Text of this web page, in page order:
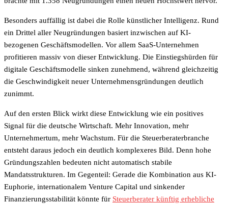
Besonders auffällig ist dabei die Rolle künstlicher Intelligenz. Rund
ein Drittel aller Neugründungen basiert inzwischen auf KI-
bezogenen Geschäftsmodellen. Vor allem SaaS-Unternehmen
profitieren massiv von dieser Entwicklung. Die Einstiegshürden für
digitale Geschäftsmodelle sinken zunehmend, während gleichzeitig
die Geschwindigkeit neuer Unternehmensgründungen deutlich
zunimmt.
Auf den ersten Blick wirkt diese Entwicklung wie ein positives
Signal für die deutsche Wirtschaft. Mehr Innovation, mehr
Unternehmertum, mehr Wachstum. Für die Steuerberaterbranche
entsteht daraus jedoch ein deutlich komplexeres Bild. Denn hohe
Gründungszahlen bedeuten nicht automatisch stabile
Mandatsstrukturen. Im Gegenteil: Gerade die Kombination aus KI-
Euphorie, internationalem Venture Capital und sinkender
Finanzierungsstabilität könnte für Steuerberater künftig erhebliche